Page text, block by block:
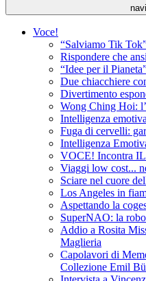
Voce!
“Salviamo Tik
Rispondere che
“Idee per il
Due chiacchiere
Divertimento
Wong Ching Hoi:
Intelligenza
Fuga di cervelli:
Intelligenza
VOCE! Incontra
Viaggi low cost...
Sciare nel cuore
Los Angeles in
Aspettando la
SuperNAO: la
Addio a Rosita
Maglieria
Capolavori di
Collezione Emil